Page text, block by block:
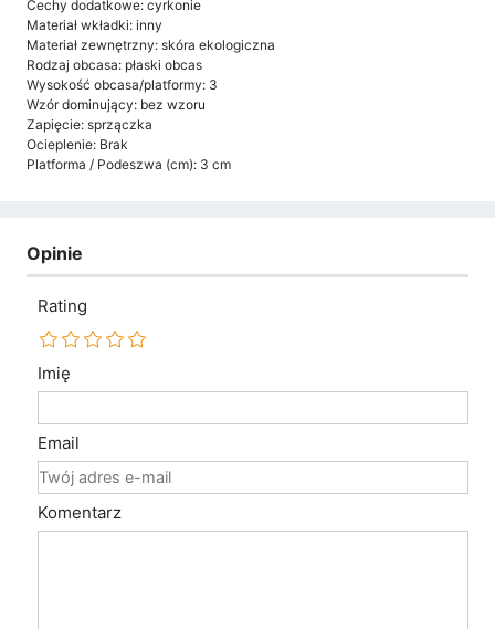
Cechy dodatkowe: cyrkonie
Materiał wkładki: inny
Materiał zewnętrzny: skóra ekologiczna
Rodzaj obcasa: płaski obcas
Wysokość obcasa/platformy: 3
Wzór dominujący: bez wzoru
Zapięcie: sprzączka
Ocieplenie: Brak
Platforma / Podeszwa (cm): 3 cm
Opinie
Rating
Imię
Email
Komentarz